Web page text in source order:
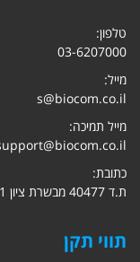
טלפון:
03-6207000
מייל:
s@biocom.co.il
מייל תמיכה:
כתובת:
ת.ד 40477 מבשרת ציון 9140401
תווי תקן